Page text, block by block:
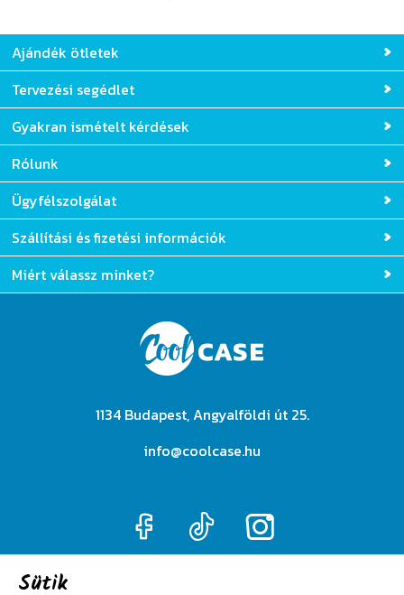
Ajándék ötletek
Tervezési segédlet
Gyakran ismételt kérdések
Rólunk
Ügyfélszolgálat
Szállítási és fizetési információk
Miért válassz minket?
1134 Budapest, Angyalföldi út 25.
info@coolcase.hu
Sütik